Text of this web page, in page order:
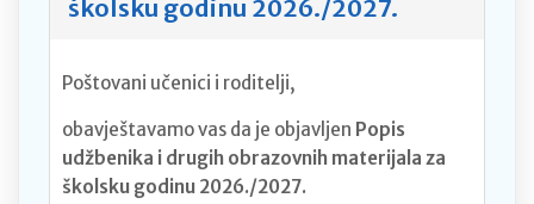
školsku godinu 2026./2027.
Poštovani učenici i roditelji,
obavještavamo vas da je objavljen Popis
udžbenika i drugih obrazovnih materijala za
školsku godinu 2026./2027.